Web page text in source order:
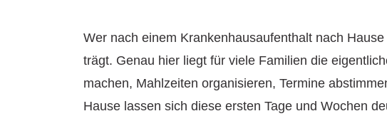
Wer nach einem Krankenhausaufenthalt nach
trägt. Genau hier liegt für viele Familien die
machen, Mahlzeiten organisieren, Termine
Hause lassen sich diese ersten Tage und Wochen